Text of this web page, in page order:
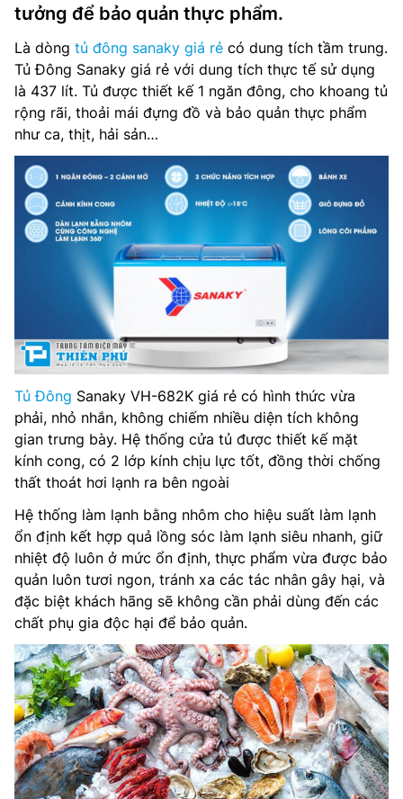
tưởng để bảo quản thực phẩm.
Là dòng tủ đông sanaky giá rẻ có dung tích tầm trung.
Tủ Đông Sanaky giá rẻ với dung tích thực tế sử dụng
là 437 lít. Tủ được thiết kế 1 ngăn đông, cho khoang tủ
rộng rãi, thoải mái đựng đồ và bảo quản thực phẩm
như ca, thịt, hải sản…
Tủ Đông Sanaky VH-682K giá rẻ có hình thức vừa
phải, nhỏ nhắn, không chiếm nhiều diện tích không
gian trưng bày. Hệ thống cửa tủ được thiết kế mặt
kính cong, có 2 lớp kính chịu lực tốt, đồng thời chống
thất thoát hơi lạnh ra bên ngoài
Hệ thống làm lạnh bằng nhôm cho hiệu suất làm lạnh
ổn định kết hợp quả lồng sóc làm lạnh siêu nhanh, giữ
nhiệt độ luôn ở mức ổn định, thực phẩm vừa được bảo
quản luôn tươi ngon, tránh xa các tác nhân gây hại, và
đặc biệt khách hãng sẽ không cần phải dùng đến các
chất phụ gia độc hại để bảo quản.